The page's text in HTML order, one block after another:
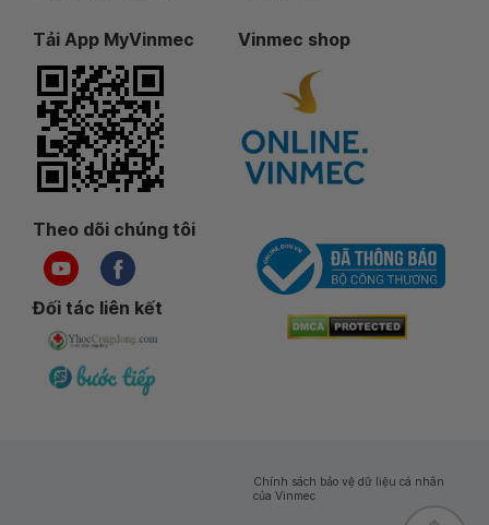
Tải App MyVinmec Vinmec shop
Theo dõi chúng tôi
Đối tác liên kết
Chính sách bảo vệ dữ liệu cá nhân
của Vinmec